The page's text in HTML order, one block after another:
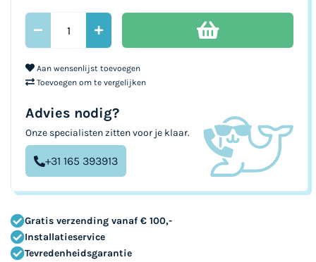
Aan wensenlijst toevoegen
Toevoegen om te vergelijken
Advies nodig?
Onze specialisten zitten voor je klaar.
+31 165 393913
Gratis verzending vanaf € 100,-
Installatieservice
Tevredenheidsgarantie